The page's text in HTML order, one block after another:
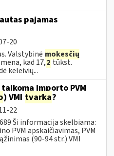
pajamas
20
Valstybinė mokesčių
kad 17,2tūkst.
keleivių...
importo PVM
) VMI tvarka?
22
Ši informacija skelbiama:
PVM apskaičiavimas, PVM
(90-94 str.) VMI